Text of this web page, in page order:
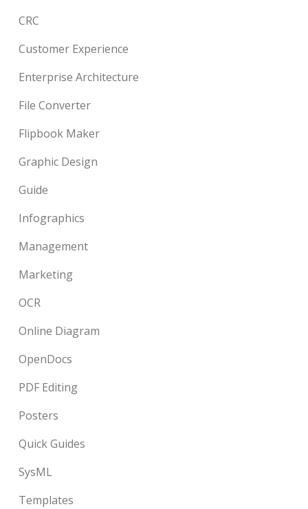
CRC
Customer Experience
Enterprise Architecture
File Converter
Flipbook Maker
Graphic Design
Guide
Infographics
Management
Marketing
OCR
Online Diagram
OpenDocs
PDF Editing
Posters
Quick Guides
SysML
Templates